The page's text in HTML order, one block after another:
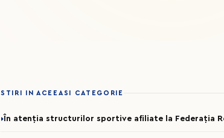
STIRI IN ACEEASI CATEGORIE
În atenția structurilor sportive afiliate la Federația